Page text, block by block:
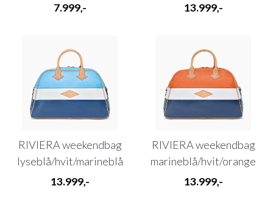
7.999,- 13.999,-
RIVIERA weekendbag
lyseblå/hvit/marineblå
13.999,-
RIVIERA weekendbag
marineblå/hvit/orange
13.999,-